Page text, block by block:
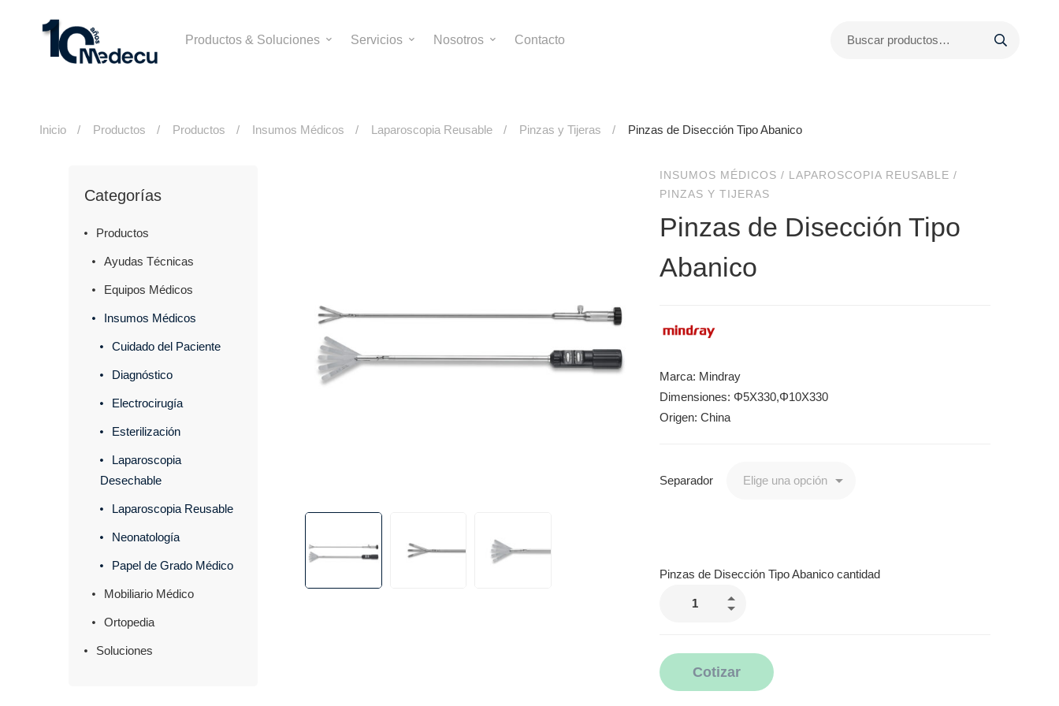
Productos & Soluciones Servicios Nosotros Contacto
Inicio Productos Productos Insumos Médicos Laparoscopia Reusable Pinzas y Tijeras Pinzas de Disección Tipo Abanico
Categorías
Productos
Ayudas Técnicas
Equipos Médicos
Insumos Médicos
Cuidado del Paciente
Diagnóstico
Electrocirugía
Esterilización
Laparoscopia
Desechable
Laparoscopia Reusable
Neonatología
Papel de Grado Médico
Mobiliario Médico
Ortopedia
Soluciones
INSUMOS MÉDICOS / LAPAROSCOPIA REUSABLE /
PINZAS Y TIJERAS
Pinzas de Disección Tipo
Abanico
Marca: Mindray
Dimensiones: Φ5X330,Φ10X330
Origen: China
Separador
Pinzas de Disección Tipo Abanico cantidad
Cotizar